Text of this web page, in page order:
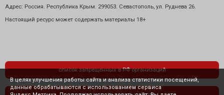
Адрес: Россия. Республика Крым. 299053. Севастополь, ул. Руднева 26.
Настоящий ресурс может содержать материалы 18+
список запрещенных в РФ организаций
В целях улучшения работы сайта и анализа статистики посещений,
данные обрабатываются с использованием сервиса